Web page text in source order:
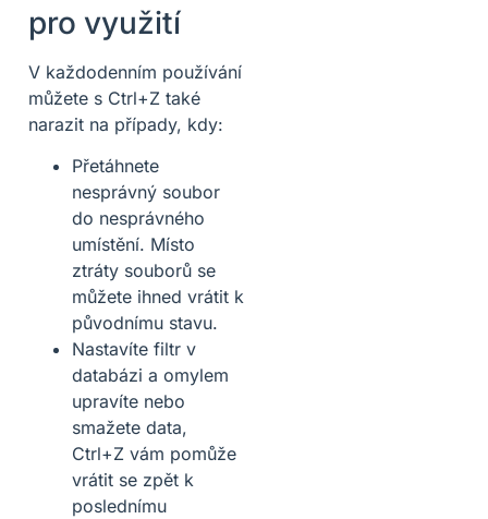
pro využití
V každodenním používání
můžete s Ctrl+Z také
narazit na případy, kdy:
Přetáhnete
nesprávný soubor
do nesprávného
umístění. Místo
ztráty souborů se
můžete ihned vrátit k
původnímu stavu.
Nastavíte filtr v
databázi a omylem
upravíte nebo
smažete data,
Ctrl+Z vám pomůže
vrátit se zpět k
poslednímu